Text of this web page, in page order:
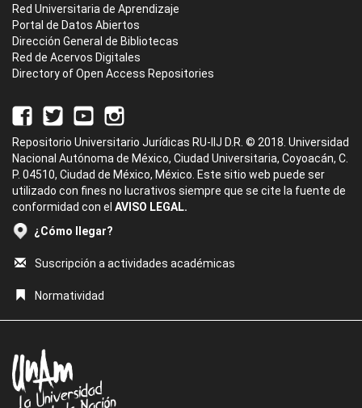
Red Universitaria de Aprendizaje
Portal de Datos Abiertos
Dirección General de Bibliotecas
Red de Acervos Digitales
Directory of Open Access Repositories
Repositorio Universitario Jurídicas RU-IIJ D.R. © 2018. Universidad
Nacional Autónoma de México, Ciudad Universitaria, Coyoacán, C.
P. 04510, Ciudad de México, México. Este sitio web puede ser
utilizado con fines no lucrativos siempre que se cite la fuente de
conformidad con el AVISO LEGAL.
¿Cómo llegar?
Suscripción a actividades académicas
Normatividad